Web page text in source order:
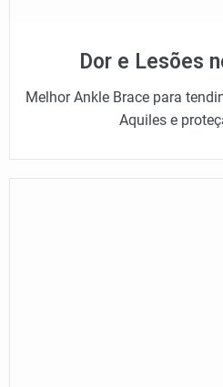
Dor e Lesões
Melhor Ankle Brace para
Aquiles e